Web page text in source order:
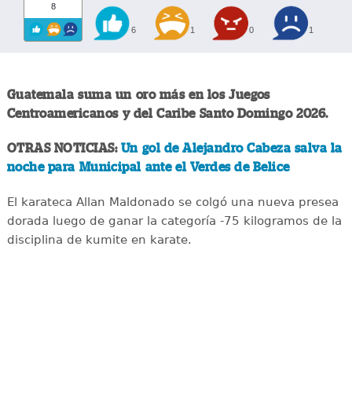
8
6 1 0 1
Guatemala suma un oro más en los Juegos
Centroamericanos y del Caribe Santo Domingo 2026.
OTRAS NOTICIAS: Un gol de Alejandro Cabeza salva la
noche para Municipal ante el Verdes de Belice
El karateca Allan Maldonado se colgó una nueva presea
dorada luego de ganar la categoría -75 kilogramos de la
disciplina de kumite en karate.